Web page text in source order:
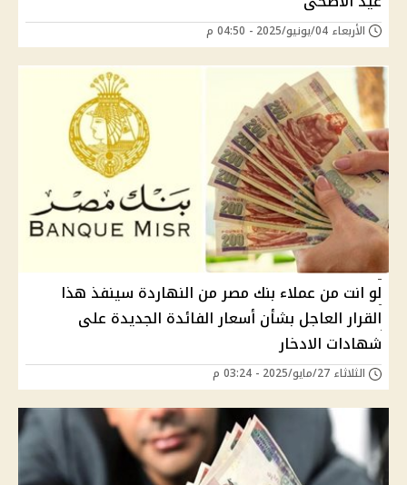
الأربعاء 04/يونيو/2025 - 04:50 م
لو انت من عملاء بنك مصر من النهاردة سينفذ هذا
القرار العاجل بشأن أسعار الفائدة الجديدة على
شهادات الادخار
الثلاثاء 27/مايو/2025 - 03:24 م